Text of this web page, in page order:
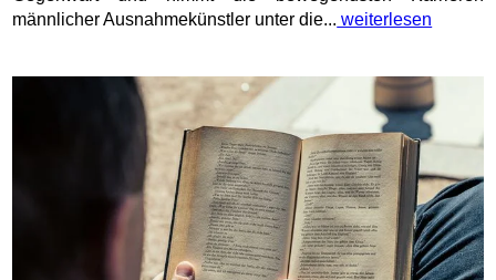
männlicher Ausnahmekünstler unter die... weiterlesen